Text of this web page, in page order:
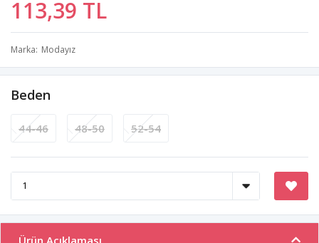
113,39 TL
Marka Modayız
Beden
44-46 48-50 52-54
Ürün Açıklaması